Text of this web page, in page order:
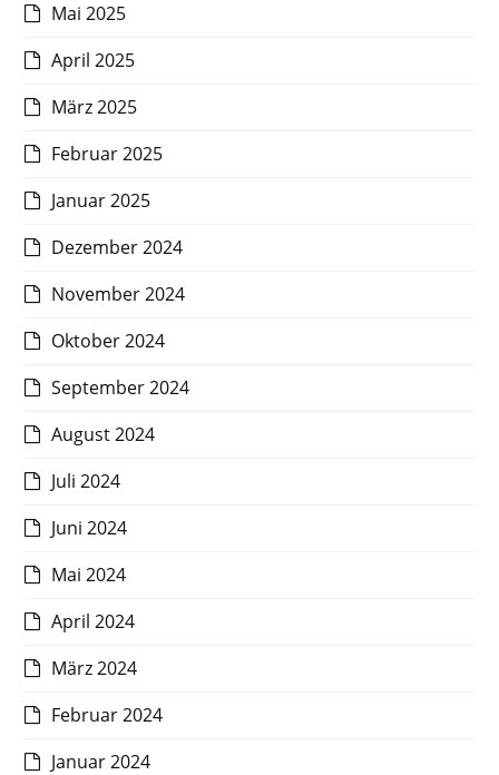
Mai 2025
April 2025
März 2025
Februar 2025
Januar 2025
Dezember 2024
November 2024
Oktober 2024
September 2024
August 2024
Juli 2024
Juni 2024
Mai 2024
April 2024
März 2024
Februar 2024
Januar 2024